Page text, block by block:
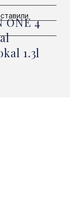
ONE 4
1.3l